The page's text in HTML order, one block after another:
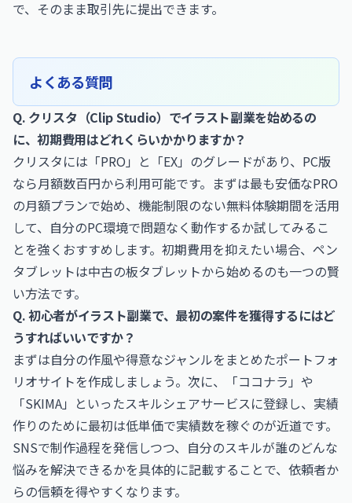
で、そのまま取引先に提出できます。
よくある質問
Q. クリスタ（Clip Studio）でイラスト副業を始めるの
に、初期費用はどれくらいかかりますか？
クリスタには「PRO」と「EX」のグレードがあり、PC版
なら月額数百円から利用可能です。まずは最も安価なPRO
の月額プランで始め、機能制限のない無料体験期間を活用
して、自分のPC環境で問題なく動作するか試してみるこ
とを強くおすすめします。初期費用を抑えたい場合、ペン
タブレットは中古の板タブレットから始めるのも一つの賢
い方法です。
Q. 初心者がイラスト副業で、最初の案件を獲得するにはど
うすればいいですか？
まずは自分の作風や得意なジャンルをまとめたポートフォ
リオサイトを作成しましょう。次に、「ココナラ」や
「SKIMA」といったスキルシェアサービスに登録し、実績
作りのために最初は低単価で実績数を稼ぐのが近道です。
SNSで制作過程を発信しつつ、自分のスキルが誰のどんな
悩みを解決できるかを具体的に記載することで、依頼者か
らの信頼を得やすくなります。